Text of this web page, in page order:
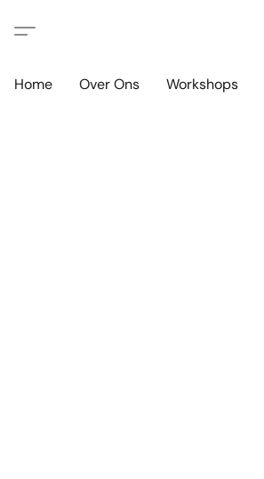
Home Over Ons Workshops